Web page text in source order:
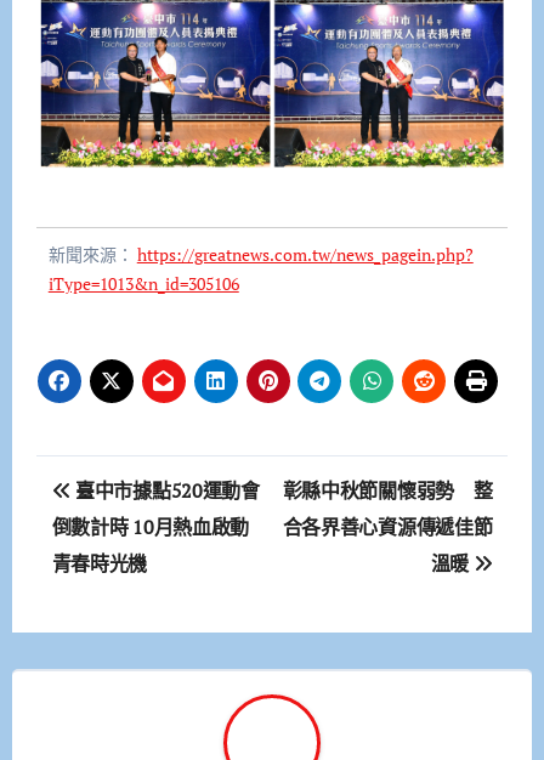
新聞來源： https://greatnews.com.tw/news_pagein.php?
iType=1013&n_id=305106
文
章
導
覽
臺中市據點520運動會
倒數計時 10月熱血啟動
青春時光機
彰縣中秋節關懷弱勢 整
合各界善心資源傳遞佳節
溫暖